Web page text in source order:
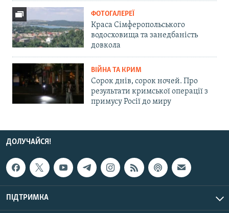
ФОТОГАЛЕРЕЇ
Краса Сімферопольського
водосховища та занедбаність
довкола
ВІЙНА ТА КРИМ
Сорок днів, сорок ночей. Про
результати кримської операції з
примусу Росії до миру
ДОЛУЧАЙСЯ!
ПІДТРИМКА